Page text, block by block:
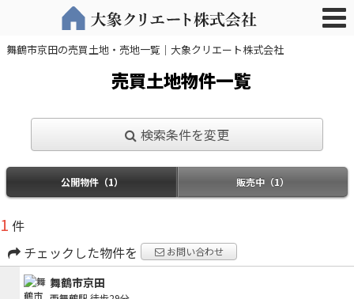
舞鶴市京田の売買土地・売地一覧｜大象クリエート株式会社
売買土地物件一覧
検索条件を変更
公開物件（1） 販売中（1）
1 件
チェックした物件を
お問い合わせ
舞鶴市京田